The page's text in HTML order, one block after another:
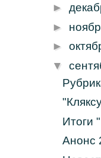
►
►
►
▼
Итоги
Анонс